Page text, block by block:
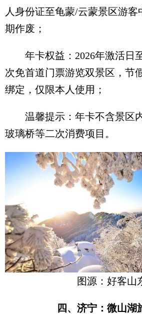
人身份证至龟蒙/云蒙景区游
期作废；
年卡权益：2026年激活日至
次免首道门票游览双景区，节
绑定，仅限本人使用；
温馨提示：年卡不含景区内
玻璃桥等二次消费项目。
图源：好客山
四、济宁：微山湖